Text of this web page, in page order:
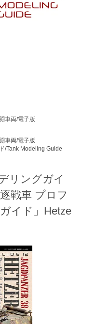
車両/電子版
車両/電子版
/Tank Modeling Guide
リングガイ
戦車 プロフ
イド」Hetze